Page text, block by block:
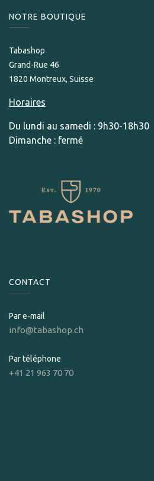
NOTRE BOUTIQUE
Tabashop
Grand-Rue 46
1820 Montreux, Suisse
Horaires
Du lundi au samedi : 9h30-18h30
Dimanche : fermé
CONTACT
Par e-mail
info@tabashop.ch
Par téléphone
+41 21 963 70 70